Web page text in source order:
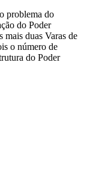
problema do
do Poder
mais duas Varas de
o número de
do Poder